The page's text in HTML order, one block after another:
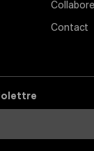
Contact